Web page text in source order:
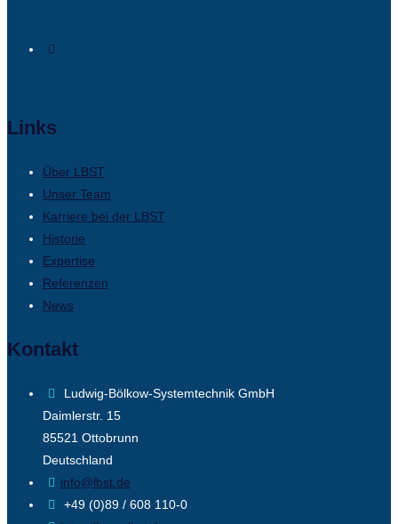
Links
Über LBST
Unser Team
Karriere bei der LBST
Historie
Expertise
Referenzen
News
Kontakt
Ludwig-Bölkow-Systemtechnik GmbH
Daimlerstr. 15
85521 Ottobrunn
Deutschland
info@lbst.de
+49 (0)89 / 608 110-0